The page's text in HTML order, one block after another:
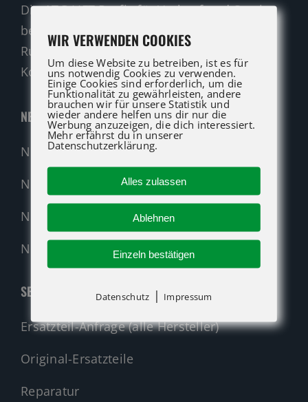
Die ATG LIFT Profis für Verkauf und Service
beraten Sie gerne.
Rufen Sie an oder nutzen Sie unser
Kontaktformular für eine Anfrage.
NEUMASCHINEN
Neumaschinen Übersicht
Neumaschinen Genie
Neumaschinen Merlo
Nehmen Sie Kontakt auf!
SERVICE
Ersatzteil-Anfrage (alle Hersteller)
Original-Ersatzteile
Reparatur
WIR VERWENDEN COOKIES
Um diese Website zu betreiben, ist es für
uns notwendig Cookies zu verwenden.
Einige Cookies sind erforderlich, um die
Funktionalität zu gewährleisten, andere
brauchen wir für unsere Statistik und
wieder andere helfen uns dir nur die
Werbung anzuzeigen, die dich interessiert.
Mehr erfährst du in unserer
Datenschutzerklärung.
Alles zulassen
Ablehnen
Einzeln bestätigen
Datenschutz | Impressum